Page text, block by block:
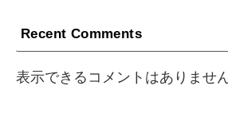
Recent Comments
表示できるコメントはありません